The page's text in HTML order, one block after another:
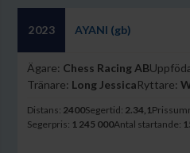
2023 AYANI (gb)
Ägare: Chess Racing AB
Tränare: Long JessicaRyttare:
Distans: 2400Segertid: 2.34,1
Segerpris: 1 245 000Antal startande: